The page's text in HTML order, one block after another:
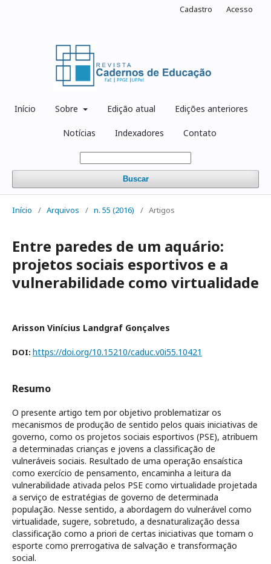
Início Sobre Edição atual Edições anteriores
Notícias Indexadores Contato
Buscar
Cadastro Acesso
Início / Arquivos / n. 55 (2016) / Artigos
Entre paredes de um aquário:
projetos sociais esportivos e a
vulnerabilidade como virtualidade
Arisson Vinícius Landgraf Gonçalves
DOI: https://doi.org/10.15210/caduc.v0i55.10421
Resumo
O presente artigo tem por objetivo problematizar os
mecanismos de produção de sentido pelos quais iniciativas de
governo, como os projetos sociais esportivos (PSE), atribuem
a determinadas crianças e jovens a classificação de
vulneráveis sociais. Resultado de uma operação ensaística
como exercício de pensamento, encaminha a leitura da
vulnerabilidade ativada pelos PSE como virtualidade projetada
a serviço de estratégias de governo de determinada
população. Nesse sentido, a abordagem do vulnerável como
virtualidade, sugere, sobretudo, a desnaturalização dessa
classificação como a priori de certas iniciativas que tomam o
esporte como prerrogativa de salvação e transformação
social.